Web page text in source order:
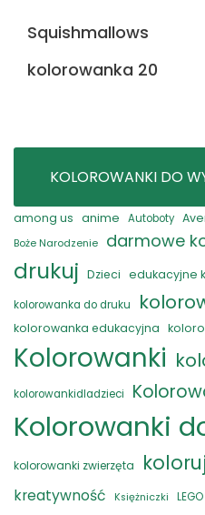
Squishmallows
kolorowanka 20
KOLOROWANKI DO
among us anime Autoboty
Boże Narodzenie darmowe
drukuj Dzieci edukacyjne
kolorowanka do druku
kolorowanka edukacyjna
Kolorowanki
kolorowankidladzieci
Kolorowanki
kolorowanki zwierzęta koloruj
kreatywność Księżniczki LEGO